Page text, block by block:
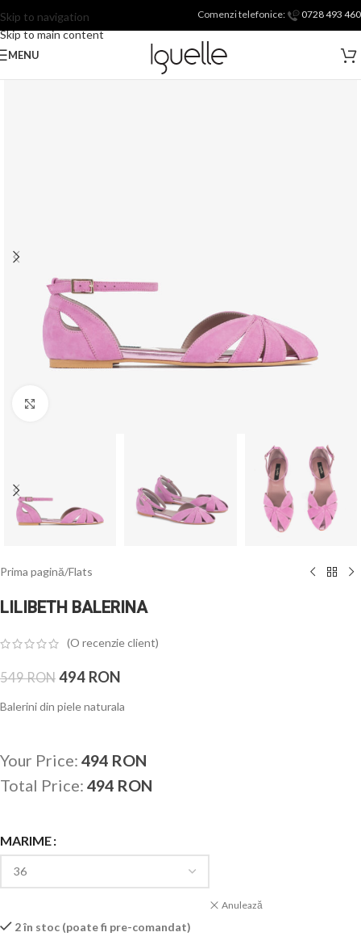
Skip to navigation
Skip to main content
Comenzi telefonice: 0728 493 460
MENU
Prima pagină/Flats
LILIBETH BALERINA
(O recenzie client)
549RON 494 RON
Balerini din piele naturala
Your Price: 494 RON
Total Price: 494 RON
MARIME
Anulează
2 în stoc (poate fi pre-comandat)